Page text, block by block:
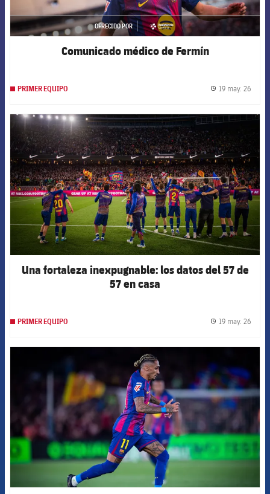
OFRECIDO POR
asistencia
Comunicado médico de Fermín
PRIMER EQUIPO 19 may. 26
FCB Barcelona badge
Una fortaleza inexpugnable: los datos del 57 de
57 en casa
PRIMER EQUIPO 19 may. 26
FCB Barcelona badge